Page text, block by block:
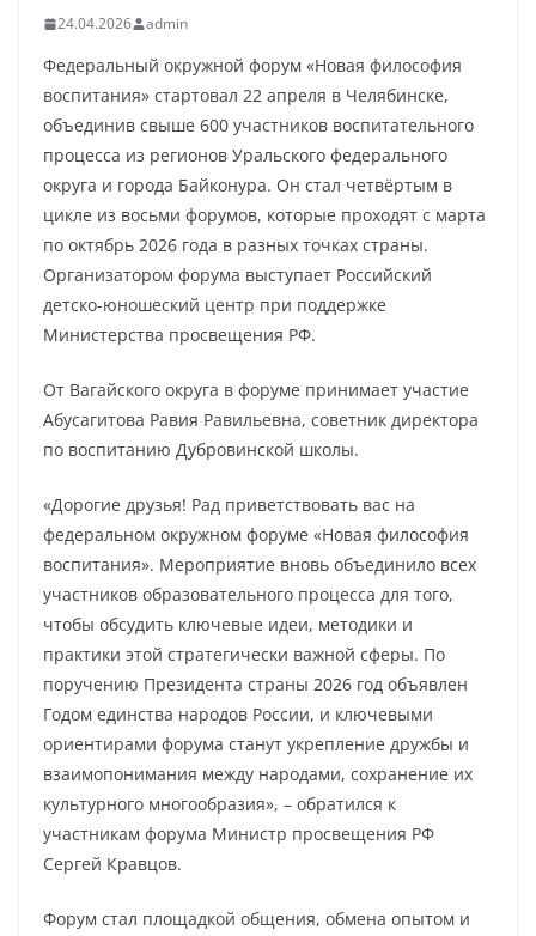
24.04.2026 admin
Федеральный окружной форум «Новая философия
воспитания» стартовал 22 апреля в Челябинске,
объединив свыше 600 участников воспитательного
процесса из регионов Уральского федерального
округа и города Байконура. Он стал четвёртым в
цикле из восьми форумов, которые проходят с марта
по октябрь 2026 года в разных точках страны.
Организатором форума выступает Российский
детско-юношеский центр при поддержке
Министерства просвещения РФ.
От Вагайского округа в форуме принимает участие
Абусагитова Равия Равильевна, советник директора
по воспитанию Дубровинской школы.
«Дорогие друзья! Рад приветствовать вас на
федеральном окружном форуме «Новая философия
воспитания». Мероприятие вновь объединило всех
участников образовательного процесса для того,
чтобы обсудить ключевые идеи, методики и
практики этой стратегически важной сферы. По
поручению Президента страны 2026 год объявлен
Годом единства народов России, и ключевыми
ориентирами форума станут укрепление дружбы и
взаимопонимания между народами, сохранение их
культурного многообразия», – обратился к
участникам форума Министр просвещения РФ
Сергей Кравцов.
Форум стал площадкой общения, обмена опытом и